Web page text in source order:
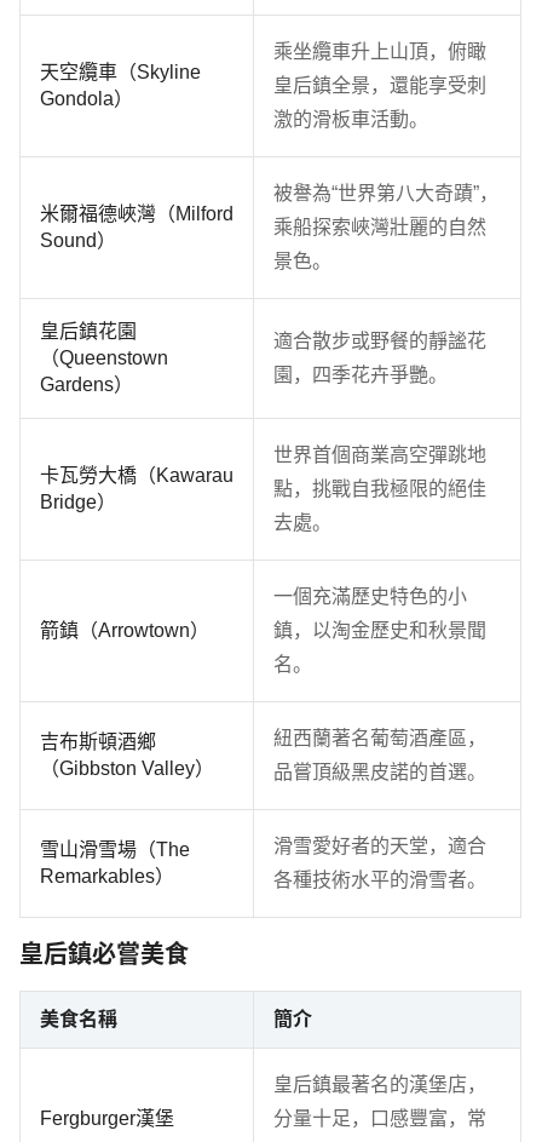
天空纜車（Skyline
Gondola）
乘坐纜車升上山頂，俯瞰
皇后鎮全景，還能享受刺
激的滑板車活動。
米爾福德峽灣（Milford
Sound）
被譽為“世界第八大奇蹟”，
乘船探索峽灣壯麗的自然
景色。
皇后鎮花園
（Queenstown
Gardens）
適合散步或野餐的靜謐花
園，四季花卉爭艷。
卡瓦勞大橋（Kawarau
Bridge）
世界首個商業高空彈跳地
點，挑戰自我極限的絕佳
去處。
箭鎮（Arrowtown）
一個充滿歷史特色的小
鎮，以淘金歷史和秋景聞
名。
吉布斯頓酒鄉
（Gibbston Valley）
紐西蘭著名葡萄酒產區，
品嘗頂級黑皮諾的首選。
雪山滑雪場（The
Remarkables）
滑雪愛好者的天堂，適合
各種技術水平的滑雪者。
皇后鎮必嘗美食
美食名稱 簡介
Fergburger漢堡
皇后鎮最著名的漢堡店，
分量十足，口感豐富，常